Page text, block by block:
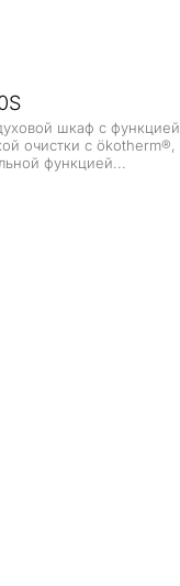
шкаф с функцией
очистки с ökotherm®,
функцией...